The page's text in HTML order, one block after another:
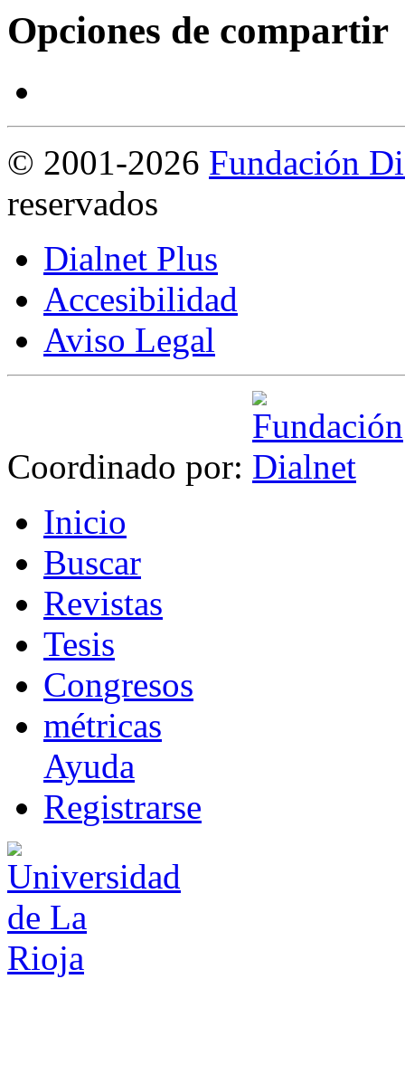
Opciones de compartir
© 2001-2026 Fundación
reservados
Dialnet Plus
Accesibilidad
Aviso Legal
Coordinado por:
Inicio
Buscar
Revistas
Tesis
Congresos
métricas
Ayuda
Registrarse